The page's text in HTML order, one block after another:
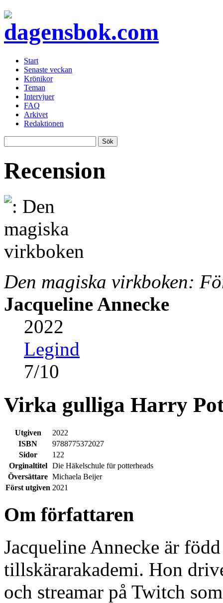
Start
Senaste veckan
Krönikor
Teman
Intervjuer
FAQ
Arkivet
Redaktionen
Recension
Den magiska virkboken:
Jacqueline Annecke
2022
Legind
7/10
Virka gulliga Harry
Utgiven
2022
ISBN
9788775372027
Sidor
122
Orginaltitel
Die Häkelschule für potterheads
Översättare Michaela Beijer
Först utgiven 2021
Om författaren
Jacqueline Annecke är
tillskärarakademi. Hon
och streamar på Twitch